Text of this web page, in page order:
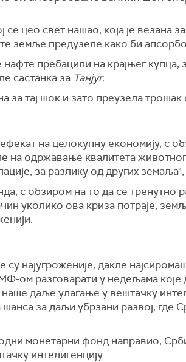
цео свет нашао, која је везана
земље предузеле како би
пребацили на крајњег купца,
састанка за Танјуг.
за тај шок и зато преузела
на целокупну економију, с
на одржавање квалитета
за разлику од других
с обзиром на то да се тренутно
уколико ова криза потраје,
најугроженије, дакле
ом разговарати у недељама које
даље улагање у вештачку
за даљи убрзани развој, где
монетарни фонд направио,
интелигенцију.